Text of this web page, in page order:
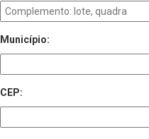
Município:
CEP: